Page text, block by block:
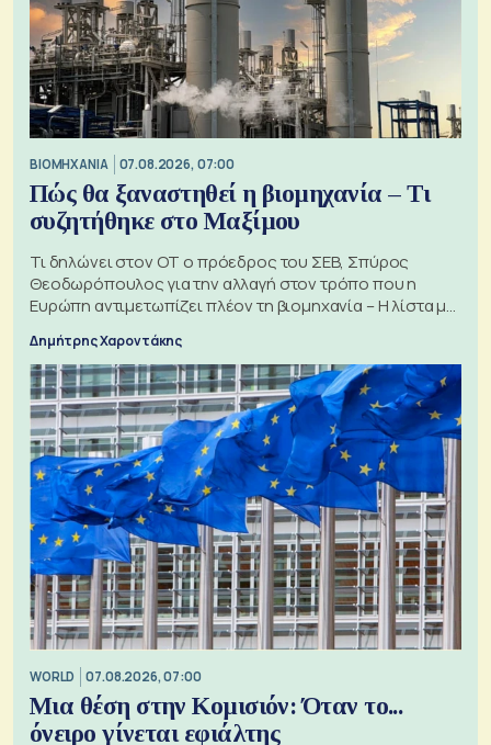
ΒΙΟΜΗΧΑΝΙΑ 07.08.2026, 07:00
Πώς θα ξαναστηθεί η βιομηχανία – Τι
συζητήθηκε στο Μαξίμου
Τι δηλώνει στον ΟΤ ο πρόεδρος του ΣΕΒ, Σπύρος
Θεοδωρόπουλος για την αλλαγή στον τρόπο που η
Ευρώπη αντιμετωπίζει πλέον τη βιομηχανία – Η λίστα με
Δημήτρης Χαροντάκης
WORLD 07.08.2026, 07:00
Μια θέση στην Κομισιόν: Όταν το...
όνειρο γίνεται εφιάλτης